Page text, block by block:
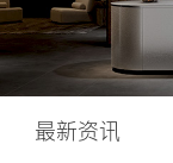
最新资讯